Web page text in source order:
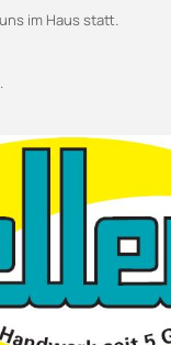
im Haus statt.